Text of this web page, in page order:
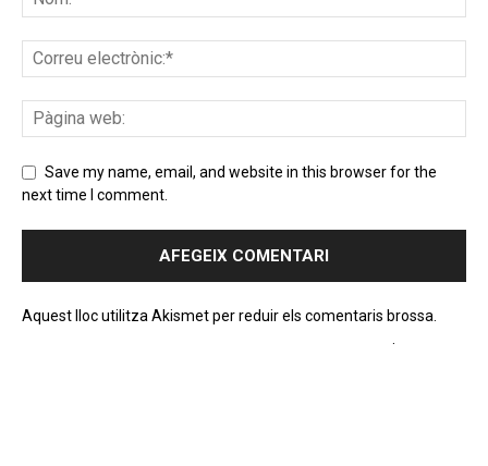
Save my name, email, and website in this browser for the
next time I comment.
Aquest lloc utilitza Akismet per reduir els comentaris brossa.
.